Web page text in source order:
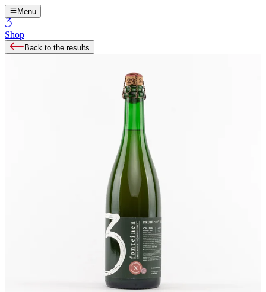
Menu
Shop
Back to the results